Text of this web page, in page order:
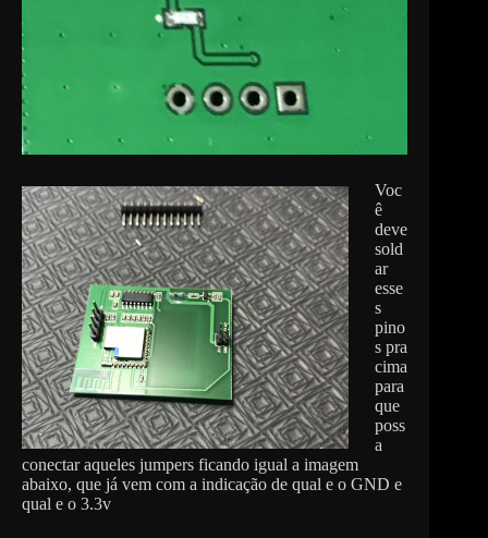
Voc
ê
deve
sold
ar
esse
s
pino
s pra
cima
para
que
poss
a
conectar aqueles jumpers ficando igual a imagem
abaixo, que já vem com a indicação de qual e o GND e
qual e o 3.3v